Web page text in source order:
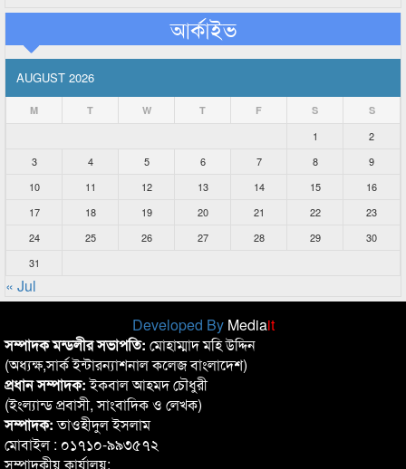
আর্কাইভ
AUGUST 2026
M T W T F S S
1
2
3
4 5 6 7 8
9
10
11 12 13 14 15
16
17
18 19 20 21 22
23
24
25 26 27 28 29
30
31
« Jul
Developed By Mediait
সম্পাদক মন্ডলীর সভাপতি: মোহাম্মাদ মহি উদ্দিন
(অধ্যক্ষ,সার্ক ইন্টারন্যাশনাল কলেজ বাংলাদেশ)
প্রধান সম্পাদক:ইকবাল আহমদ চৌধুরী
(ইংল্যান্ড প্রবাসী, সাংবাদিক ও লেখক)
সম্পাদক:তাওহীদুল ইসলাম
মোবাইল : ০১৭১০-৯৯৩৫৭২
সম্পাদকীয় কার্যালয়: